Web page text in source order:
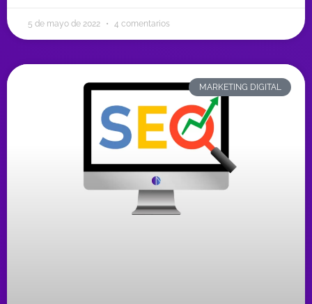
5 de mayo de 2022 4 comentarios
MARKETING DIGITAL